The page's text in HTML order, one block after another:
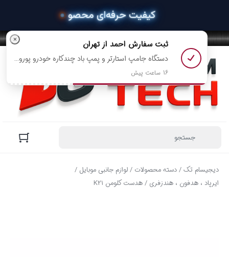
دیجیسام تک/دسته محصولات /لوازم جانبی موبایل /
ایرپاد ، هدفون ، هندزفری / هدست کلومن K21
× ثبت سفارش احمداز تهران
دستگاه جامپ استارتر و پمپ باد چندکاره خودرو پورودو مدل PDPBFCH091BKGR رو خرید کرد
16 ساعت پیش